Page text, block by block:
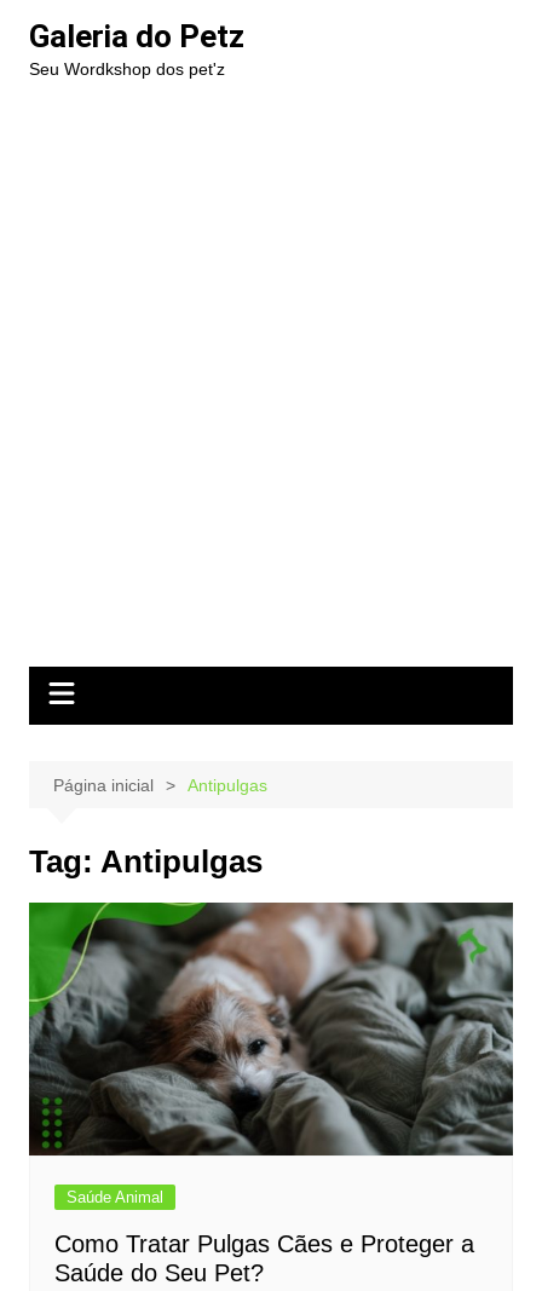
paraGaleria do Petz
Seu Wordkshop dos pet'z
Página inicial Antipulgas
Tag: Antipulgas
Saúde Animal
Como Tratar Pulgas Cães e Proteger a
Saúde do Seu Pet?